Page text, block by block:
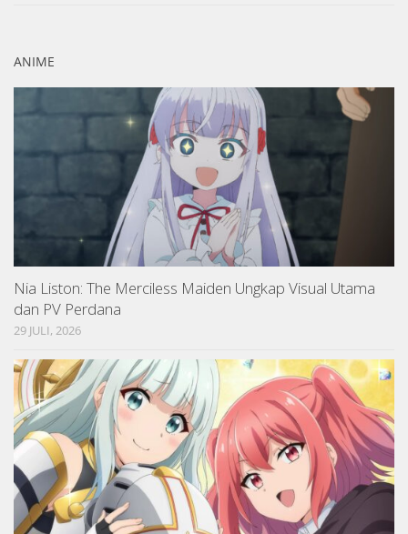
ANIME
Nia Liston: The Merciless Maiden Ungkap Visual Utama
dan PV Perdana
29 JULI, 2026